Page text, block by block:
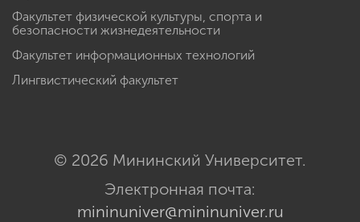
Факультет физической культуры, спорта и
безопасности жизнедеятельности
Факультет информационных технологий
Лингвистический факультет
© 2026 Мининский Университет.
Электронная почта:
mininuniver@mininuniver.ru